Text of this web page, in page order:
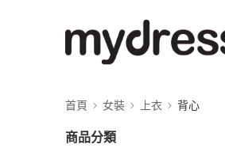
首頁 女裝 上衣 背心
商品分類